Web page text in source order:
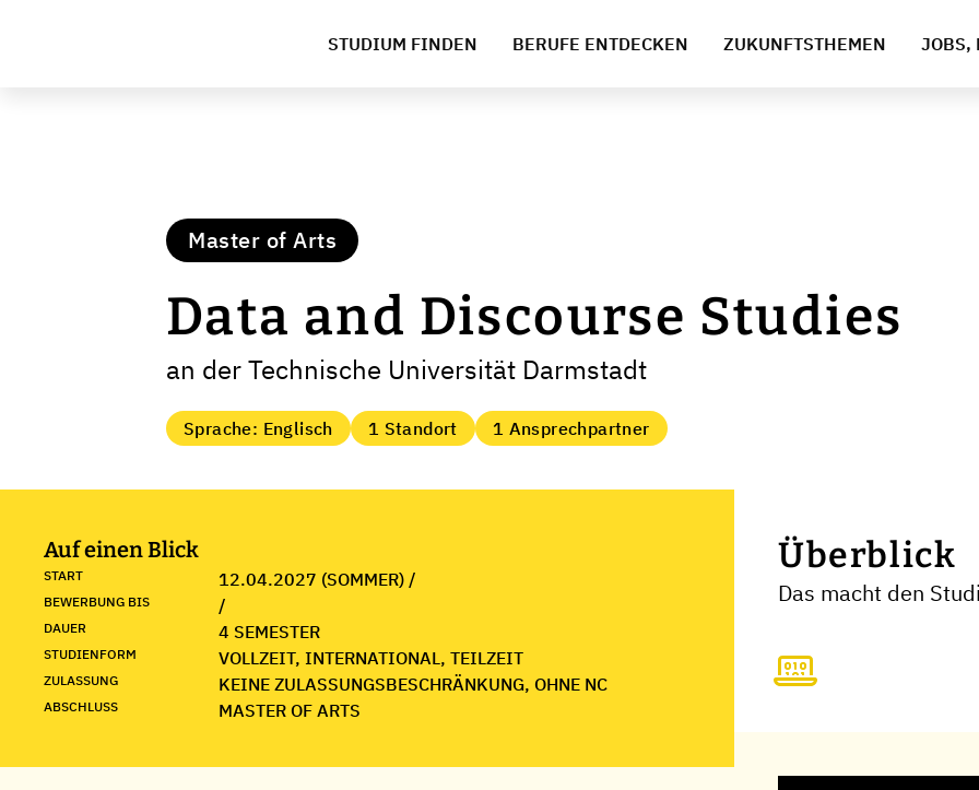
STUDIUM FINDEN BERUFE ENTDECKEN ZUKUNFTSTHEMEN JOBS,
Master of Arts
Data and Discourse Studies
an der Technische Universität Darmstadt
Sprache: Englisch 1 Standort 1 Ansprechpartner
Auf einen Blick
START 12.04.2027 (SOMMER) /
BEWERBUNG BIS /
DAUER 4 SEMESTER
STUDIENFORM VOLLZEIT, INTERNATIONAL, TEILZEIT
ZULASSUNG KEINE ZULASSUNGSBESCHRÄNKUNG, OHNE NC
ABSCHLUSS MASTER OF ARTS
Überblick
Das macht den